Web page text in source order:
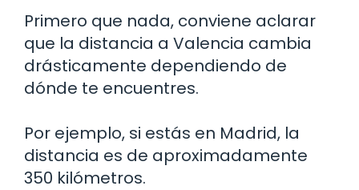
Primero que nada, conviene aclarar
que la distancia a Valencia cambia
drásticamente dependiendo de
dónde te encuentres.
Por ejemplo, si estás en Madrid, la
distancia es de aproximadamente
350 kilómetros.